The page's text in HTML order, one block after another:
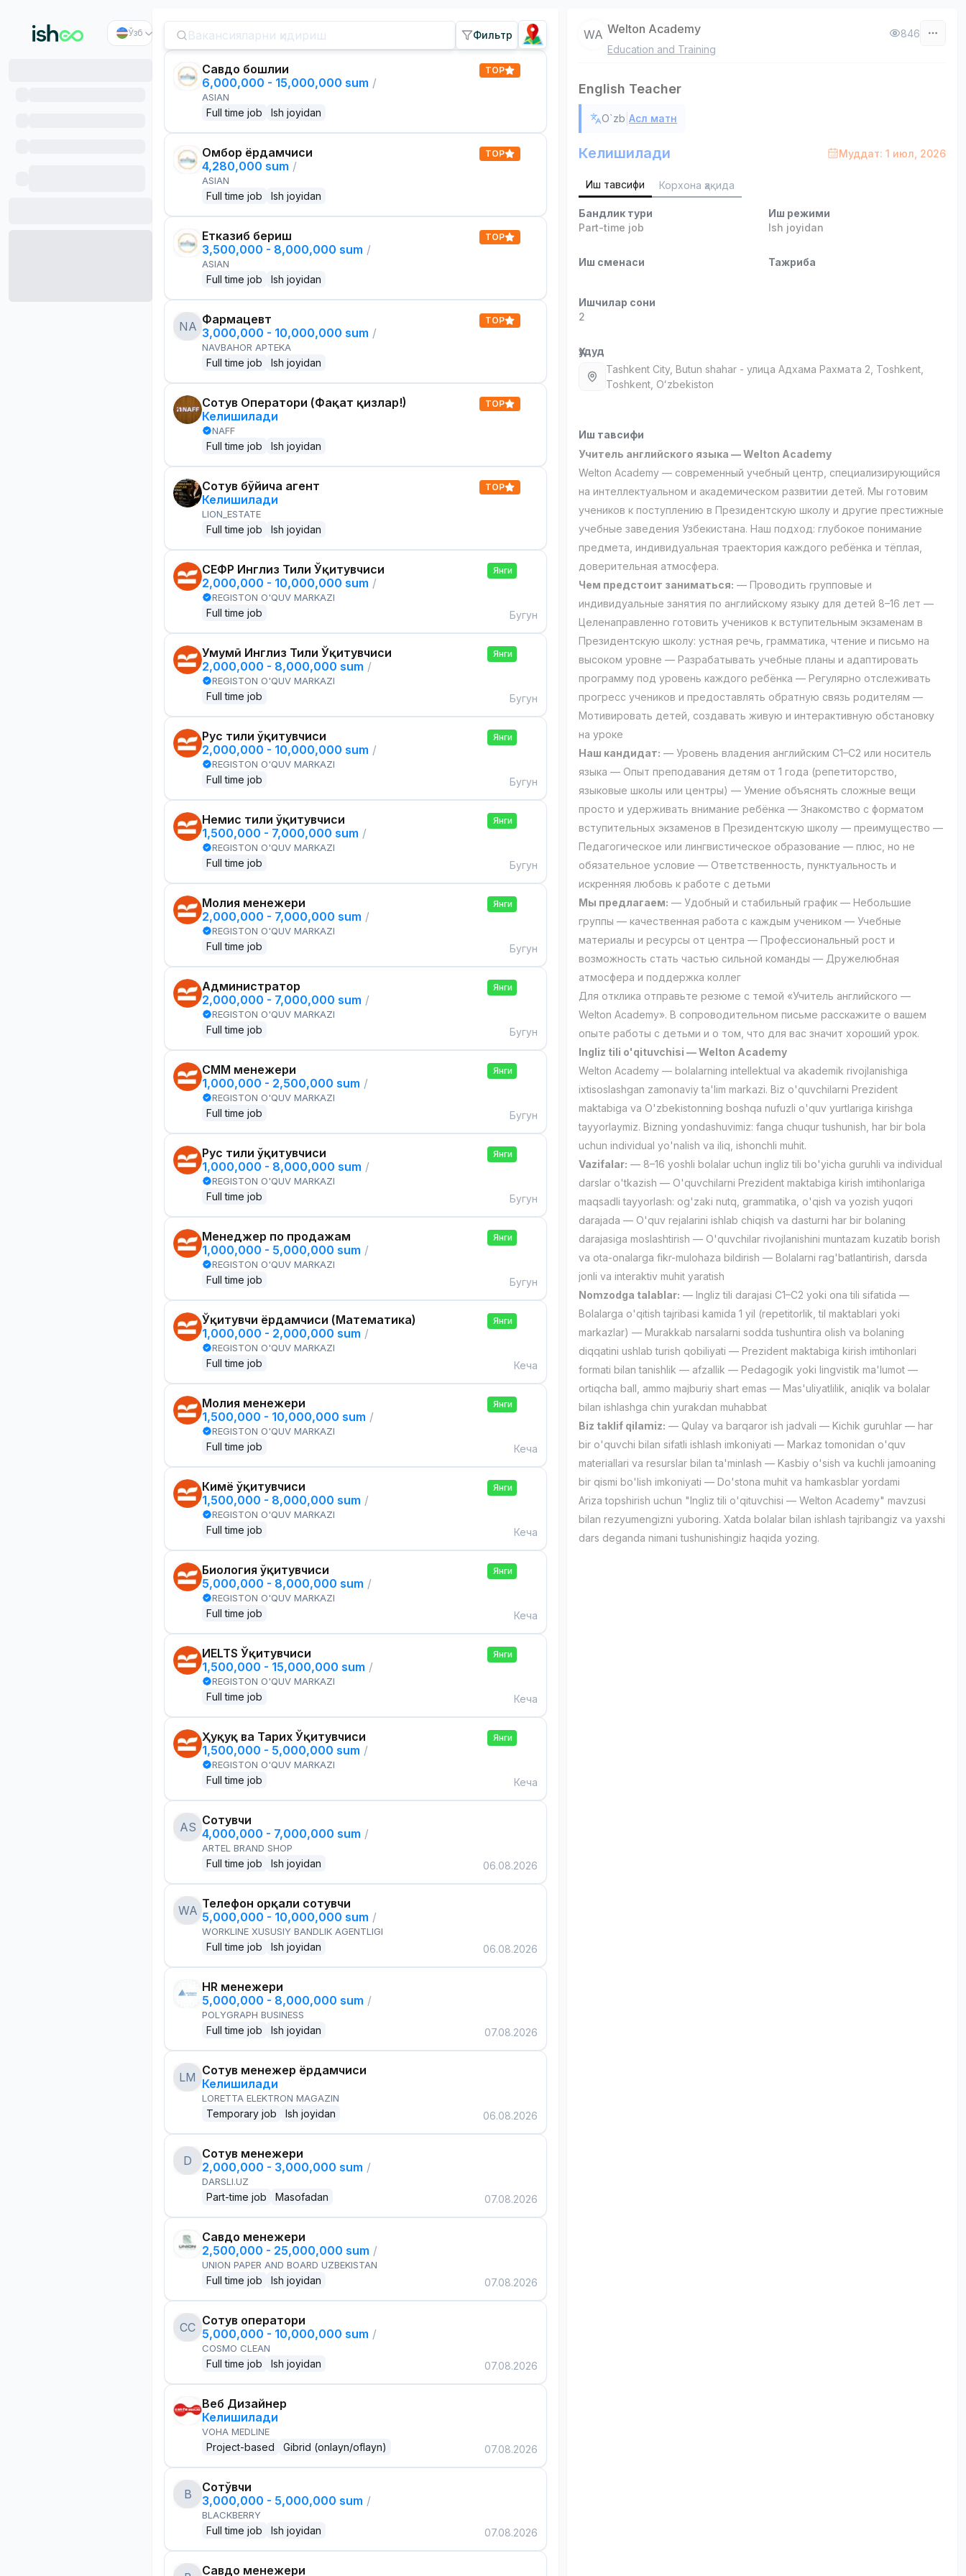
Ўзб Фильтр
Савдо бошлиғи
6,000,000 - 15,000,000 sum /
ASIAN
Full time job Ish joyidan
TOP
Омбор ёрдамчиси
4,280,000 sum /
ASIAN
Full time job Ish joyidan
TOP
Етказиб бериш
3,500,000 - 8,000,000 sum /
ASIAN
Full time job Ish joyidan
TOP
NA Фармацевт
3,000,000 - 10,000,000 sum /
NAVBAHOR APTEKA
Full time job Ish joyidan
TOP
Сотув Оператори (Фақат қизлар!)
Келишилади
NAFF
Full time job Ish joyidan
TOP
Сотув бўйича агент
Келишилади
LION_ESTATE
Full time job Ish joyidan
TOP
СЕФР Инглиз Тили Ўқитувчиси
2,000,000 - 10,000,000 sum /
REGISTON O'QUV MARKAZI
Full time job
Янги
Бугун
Умумӣ Инглиз Тили Ўқитувчиси
2,000,000 - 8,000,000 sum /
REGISTON O'QUV MARKAZI
Full time job
Янги
Бугун
Рус тили ўқитувчиси
2,000,000 - 10,000,000 sum /
REGISTON O'QUV MARKAZI
Full time job
Янги
Бугун
Немис тили ўқитувчиси
1,500,000 - 7,000,000 sum /
REGISTON O'QUV MARKAZI
Full time job
Янги
Бугун
Молия менежери
2,000,000 - 7,000,000 sum /
REGISTON O'QUV MARKAZI
Full time job
Янги
Бугун
Администратор
2,000,000 - 7,000,000 sum /
REGISTON O'QUV MARKAZI
Full time job
Янги
Бугун
СММ менежери
1,000,000 - 2,500,000 sum /
REGISTON O'QUV MARKAZI
Full time job
Янги
Бугун
Рус тили ўқитувчиси
1,000,000 - 8,000,000 sum /
REGISTON O'QUV MARKAZI
Full time job
Янги
Бугун
Менеджер по продажам
1,000,000 - 5,000,000 sum /
REGISTON O'QUV MARKAZI
Full time job
Янги
Бугун
Ўқитувчи ёрдамчиси (Математика)
1,000,000 - 2,000,000 sum /
REGISTON O'QUV MARKAZI
Full time job
Янги
Кеча
Молия менежери
1,500,000 - 10,000,000 sum /
REGISTON O'QUV MARKAZI
Full time job
Янги
Кеча
Кимё ўқитувчиси
1,500,000 - 8,000,000 sum /
REGISTON O'QUV MARKAZI
Full time job
Янги
Кеча
Биология ўқитувчиси
5,000,000 - 8,000,000 sum /
REGISTON O'QUV MARKAZI
Full time job
Янги
Кеча
ИELTS Ўқитувчиси
1,500,000 - 15,000,000 sum /
REGISTON O'QUV MARKAZI
Full time job
Янги
Кеча
Ҳуқуқ ва Тарих Ўқитувчиси
1,500,000 - 5,000,000 sum /
REGISTON O'QUV MARKAZI
Full time job
Янги
Кеча
AS Сотувчи
4,000,000 - 7,000,000 sum /
ARTEL BRAND SHOP
Full time job Ish joyidan 06.08.2026
WA Телефон орқали сотувчи
5,000,000 - 10,000,000 sum /
WORKLINE XUSUSIY BANDLIK AGENTLIGI
Full time job Ish joyidan 06.08.2026
HR менежери
5,000,000 - 8,000,000 sum /
POLYGRAPH BUSINESS
Full time job Ish joyidan 07.08.2026
LM Сотув менежер ёрдамчиси
Келишилади
LORETTA ELEKTRON MAGAZIN
Temporary job Ish joyidan 06.08.2026
D
Сотув менежери
2,000,000 - 3,000,000 sum /
DARSLI.UZ
Part-time job Masofadan 07.08.2026
Савдо менежери
2,500,000 - 25,000,000 sum /
UNION PAPER AND BOARD UZBEKISTAN
Full time job Ish joyidan 07.08.2026
CC Сотув оператори
5,000,000 - 10,000,000 sum /
COSMO CLEAN
Full time job Ish joyidan 07.08.2026
Веб Дизайнер
Келишилади
VOHA MEDLINE
Project-based Gibrid (onlayn/oflayn) 07.08.2026
B
Сотўвчи
3,000,000 - 5,000,000 sum /
BLACKBERRY
Full time job Ish joyidan 07.08.2026
Савдо менежери
WA Welton Academy
Education and Training
846
English Teacher
O`zb |Асл матн
Келишилади Муддат: 1 июл, 2026
Иш тавсифи Корхона ҳақида
Бандлик тури
Part-time job
Иш режими
Ish joyidan
Иш сменаси Тажриба
Ишчилар сони
2
Ҳудуд
Tashkent City, Butun shahar - улица Адхама Рахмата 2, Тоshkent,
Toshkent, Oʻzbekiston
Иш тавсифи
Учитель английского языка — Welton Academy
Welton Academy — современный учебный центр, специализирующийся
на интеллектуальном и академическом развитии детей. Мы готовим
учеников к поступлению в Президентскую школу и другие престижные
учебные заведения Узбекистана. Наш подход: глубокое понимание
предмета, индивидуальная траектория каждого ребёнка и тёплая,
доверительная атмосфера.
Чем предстоит заниматься: — Проводить групповые и
индивидуальные занятия по английскому языку для детей 8–16 лет —
Целенаправленно готовить учеников к вступительным экзаменам в
Президентскую школу: устная речь, грамматика, чтение и письмо на
высоком уровне — Разрабатывать учебные планы и адаптировать
программу под уровень каждого ребёнка — Регулярно отслеживать
прогресс учеников и предоставлять обратную связь родителям —
Мотивировать детей, создавать живую и интерактивную обстановку
на уроке
Наш кандидат: — Уровень владения английским C1–C2 или носитель
языка — Опыт преподавания детям от 1 года (репетиторство,
языковые школы или центры) — Умение объяснять сложные вещи
просто и удерживать внимание ребёнка — Знакомство с форматом
вступительных экзаменов в Президентскую школу — преимущество —
Педагогическое или лингвистическое образование — плюс, но не
обязательное условие — Ответственность, пунктуальность и
искренняя любовь к работе с детьми
Мы предлагаем: — Удобный и стабильный график — Небольшие
группы — качественная работа с каждым учеником — Учебные
материалы и ресурсы от центра — Профессиональный рост и
возможность стать частью сильной команды — Дружелюбная
атмосфера и поддержка коллег
Для отклика отправьте резюме с темой «Учитель английского —
Welton Academy». В сопроводительном письме расскажите о вашем
опыте работы с детьми и о том, что для вас значит хороший урок.
Ingliz tili o'qituvchisi — Welton Academy
Welton Academy — bolalarning intellektual va akademik rivojlanishiga
ixtisoslashgan zamonaviy ta'lim markazi. Biz o'quvchilarni Prezident
maktabiga va O'zbekistonning boshqa nufuzli o'quv yurtlariga kirishga
tayyorlaymiz. Bizning yondashuvimiz: fanga chuqur tushunish, har bir bola
uchun individual yo'nalish va iliq, ishonchli muhit.
Vazifalar: — 8–16 yoshli bolalar uchun ingliz tili bo'yicha guruhli va individual
darslar o'tkazish — O'quvchilarni Prezident maktabiga kirish imtihonlariga
maqsadli tayyorlash: og'zaki nutq, grammatika, o'qish va yozish yuqori
darajada — O'quv rejalarini ishlab chiqish va dasturni har bir bolaning
darajasiga moslashtirish — O'quvchilar rivojlanishini muntazam kuzatib borish
va ota-onalarga fikr-mulohaza bildirish — Bolalarni rag'batlantirish, darsda
jonli va interaktiv muhit yaratish
Nomzodga talablar: — Ingliz tili darajasi C1–C2 yoki ona tili sifatida —
Bolalarga o'qitish tajribasi kamida 1 yil (repetitorlik, til maktablari yoki
markazlar) — Murakkab narsalarni sodda tushuntira olish va bolaning
diqqatini ushlab turish qobiliyati — Prezident maktabiga kirish imtihonlari
formati bilan tanishlik — afzallik — Pedagogik yoki lingvistik ma'lumot —
ortiqcha ball, ammo majburiy shart emas — Mas'uliyatlilik, aniqlik va bolalar
bilan ishlashga chin yurakdan muhabbat
Biz taklif qilamiz: — Qulay va barqaror ish jadvali — Kichik guruhlar — har
bir o'quvchi bilan sifatli ishlash imkoniyati — Markaz tomonidan o'quv
materiallari va resurslar bilan ta'minlash — Kasbiy o'sish va kuchli jamoaning
bir qismi bo'lish imkoniyati — Do'stona muhit va hamkasblar yordami
Ariza topshirish uchun "Ingliz tili o'qituvchisi — Welton Academy" mavzusi
bilan rezyumengizni yuboring. Xatda bolalar bilan ishlash tajribangiz va yaxshi
dars deganda nimani tushunishingiz haqida yozing.